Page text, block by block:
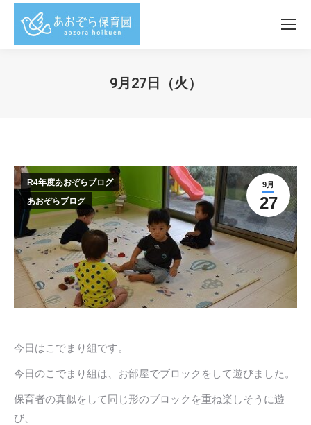
9月27日（火）
9月
27
R4年度あおぞらブログ
あおぞらブログ
今日はこでまり組です。
今日のこでまり組は、お部屋でブロックをして遊びました。
保育者の真似をして同じ形のブロックを重ね楽しそうに遊
び、